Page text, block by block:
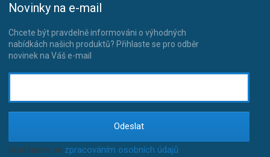
Novinky na e-mail
Chcete být pravdelně informováni o výhodných
nabídkách našich produktů? Přihlaste se pro odběr
novinek na Váš e-mail
Odeslat
Souhlasím se zpracováním osobních údajů.